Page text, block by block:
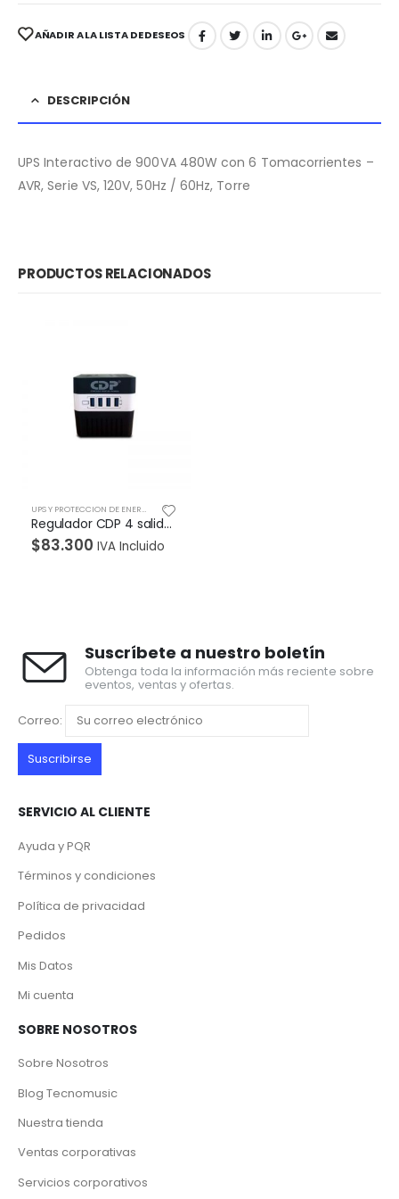
AÑADIR A LA LISTA DE DESEOS
DESCRIPCIÓN
UPS Interactivo de 900VA 480W con 6 Tomacorrientes –
AVR, Serie VS, 120V, 50Hz / 60Hz, Torre
PRODUCTOS RELACIONADOS
UPS Y PROTECCION DE ENERGIA
Regulador CDP 4 salidas reguladas, 4 puertos cargadores USB 1 para tablet y 3 para smartp
$83.300 IVA Incluido
Suscríbete a nuestro boletín
Obtenga toda la información más reciente sobre
eventos, ventas y ofertas.
Correo:
SERVICIO AL CLIENTE
Ayuda y PQR
Términos y condiciones
Política de privacidad
Pedidos
Mis Datos
Mi cuenta
SOBRE NOSOTROS
Sobre Nosotros
Blog Tecnomusic
Nuestra tienda
Ventas corporativas
Servicios corporativos